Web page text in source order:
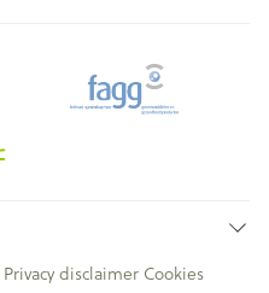
Privacy disclaimer Cookies